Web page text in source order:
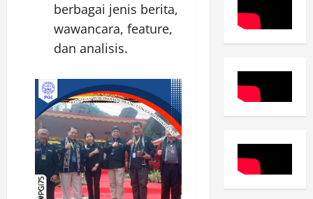
berbagai jenis berita,
wawancara, feature,
dan analisis.